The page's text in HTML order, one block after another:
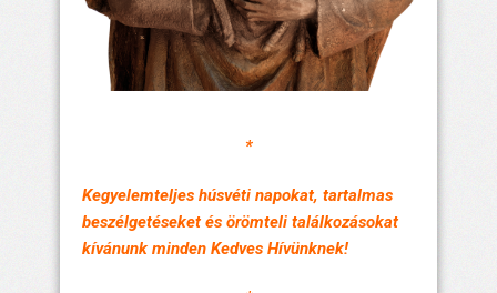
*
Kegyelemteljes húsvéti napokat, tartalmas
beszélgetéseket és örömteli találkozásokat
kívánunk minden Kedves Hívünknek!